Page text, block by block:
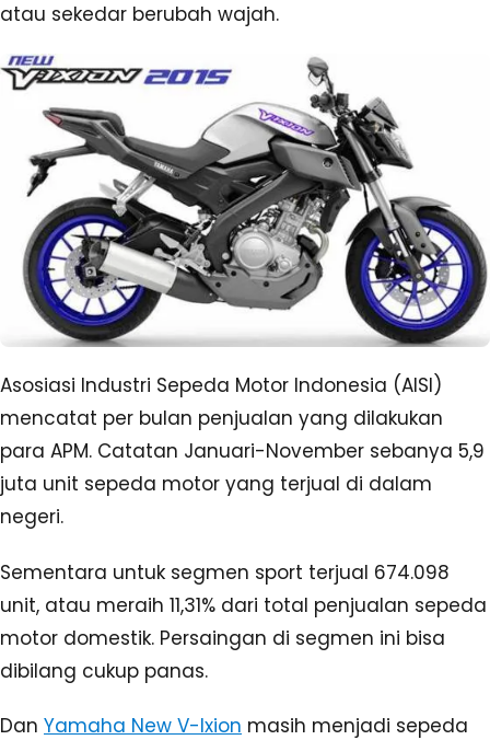
atau sekedar berubah wajah.
Asosiasi Industri Sepeda Motor Indonesia (AISI)
mencatat per bulan penjualan yang dilakukan
para APM. Catatan Januari-November sebanya 5,9
juta unit sepeda motor yang terjual di dalam
negeri.
Sementara untuk segmen sport terjual 674.098
unit, atau meraih 11,31% dari total penjualan sepeda
motor domestik. Persaingan di segmen ini bisa
dibilang cukup panas.
Dan Yamaha New V-Ixion masih menjadi sepeda